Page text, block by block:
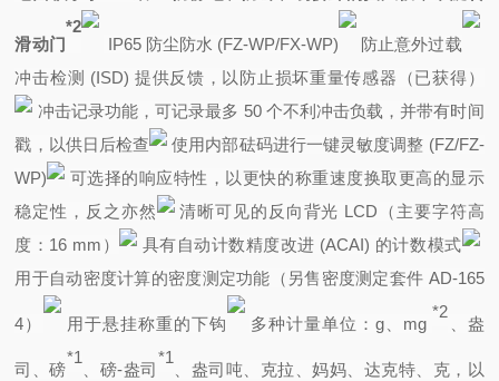
滑动门
*2
IP65 防尘防水 (FZ-WP/FX-WP)
防止意外过载
冲击检测 (ISD) 提供反馈，以防止损坏重量传感器（已获得）
冲击记录功能，可记录最多 50 个不利冲击负载，并带有时间
戳，以供日后检查
使用内部砝码进行一键灵敏度调整 (FZ/FZ-
WP)
可选择的响应特性，以更快的称重速度换取更高的显示
稳定性，反之亦然
清晰可见的反向背光 LCD（主要字符高
度：16 mm）
具有自动计数精度改进 (ACAI) 的计数模式
用于自动密度计算的密度测定功能（另售密度测定套件 AD-165
4） 用于悬挂称重的下钩 多种计量单位：g、mg
*2
、盎
司、磅
*1
、磅-盎司
*1
、盎司吨、克拉、妈妈、达克特、克，以